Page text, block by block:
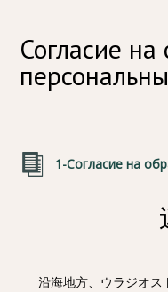
Согласие на
1-Согласие на
沿海地方、ウラジオス